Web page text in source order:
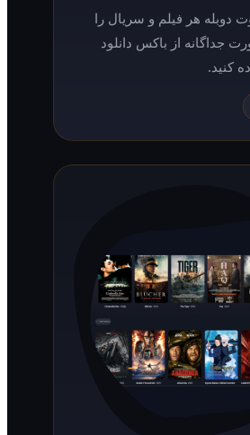
و سریال را
باکس دانلود